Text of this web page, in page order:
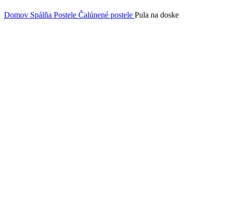
Domov Spálňa Postele Čalúnené postele Pula na doske